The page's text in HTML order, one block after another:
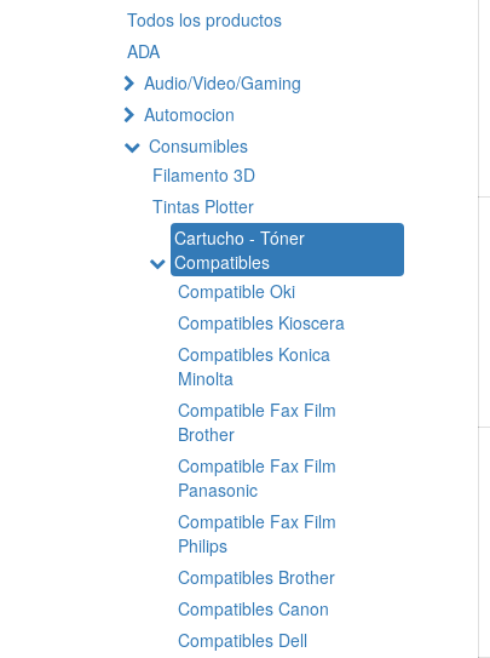
Todos los productos
ADA
Audio/Video/Gaming
Automocion
Consumibles
Filamento 3D
Tintas Plotter
Cartucho - Tóner
Compatibles
Compatible Oki
Compatibles Kioscera
Compatibles Konica
Minolta
Compatible Fax Film
Brother
Compatible Fax Film
Panasonic
Compatible Fax Film
Philips
Compatibles Brother
Compatibles Canon
Compatibles Dell